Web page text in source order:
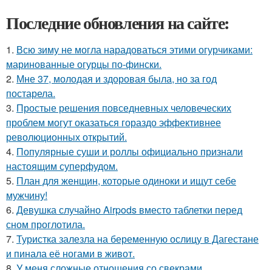
Последние обновления на сайте:
1. Всю зиму не могла нарадоваться этими огурчиками:
маринованные огурцы по-фински.
2. Мне 37, молодая и здоровая была, но за год
постарела.
3. Простые решения повседневных человеческих
проблем могут оказаться гораздо эффективнее
революционных открытий.
4. Популярные суши и роллы официально признали
настоящим суперфудом.
5. План для женщин, которые одиноки и ищут себе
мужчину!
6. Девушка случайно Airpods вместо таблетки перед
сном проглотила.
7. Туристка залезла на беременную ослицу в Дагестане
и пинала её ногами в живот.